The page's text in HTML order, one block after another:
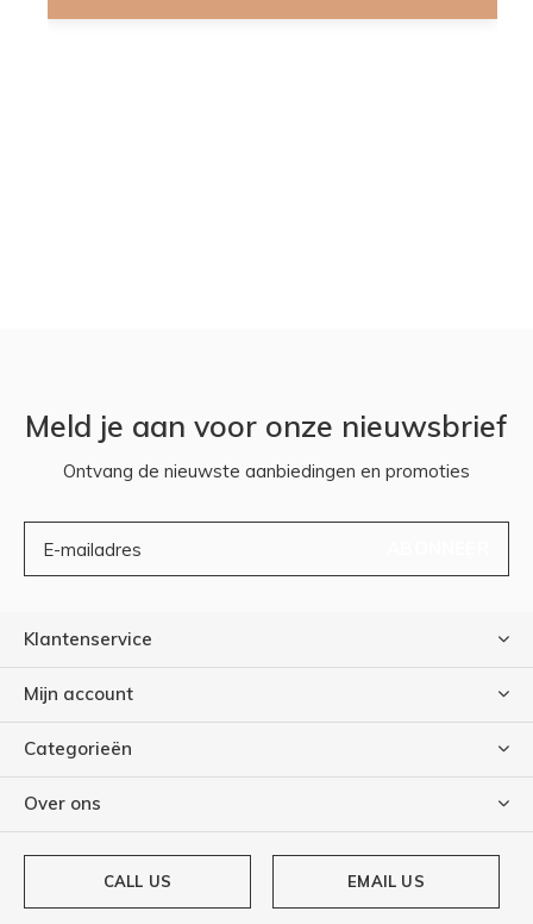
Meld je aan voor onze nieuwsbrief
Ontvang de nieuwste aanbiedingen en promoties
Klantenservice
Mijn account
Categorieën
Over ons
CALL US EMAIL US